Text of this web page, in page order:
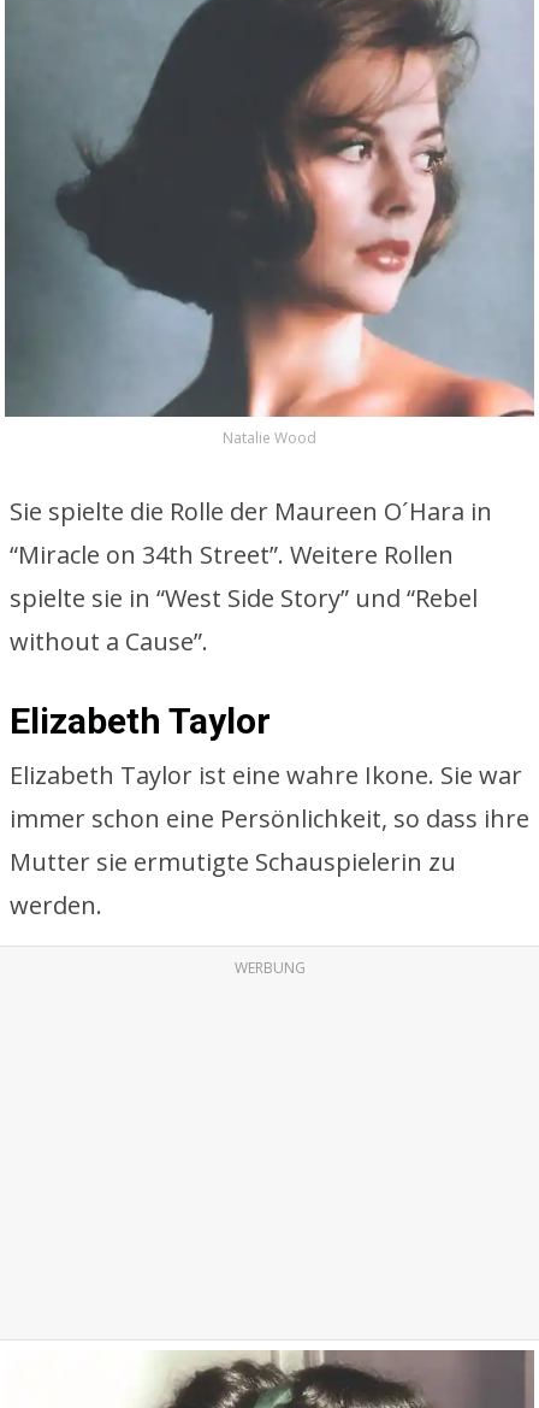
Natalie Wood
Sie spielte die Rolle der Maureen O´Hara in
“Miracle on 34th Street”. Weitere Rollen
spielte sie in “West Side Story” und “Rebel
without a Cause”.
Elizabeth Taylor
Elizabeth Taylor ist eine wahre Ikone. Sie war
immer schon eine Persönlichkeit, so dass ihre
Mutter sie ermutigte Schauspielerin zu
werden.
WERBUNG